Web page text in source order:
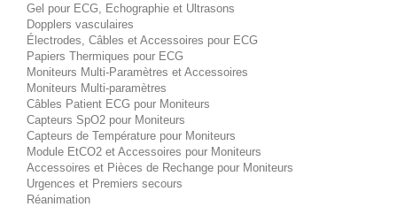
Gel pour ECG, Echographie et Ultrasons
Dopplers vasculaires
Électrodes, Câbles et Accessoires pour ECG
Papiers Thermiques pour ECG
Moniteurs Multi-Paramètres et Accessoires
Moniteurs Multi-paramètres
Câbles Patient ECG pour Moniteurs
Capteurs SpO2 pour Moniteurs
Capteurs de Température pour Moniteurs
Module EtCO2 et Accessoires pour Moniteurs
Accessoires et Pièces de Rechange pour Moniteurs
Urgences et Premiers secours
Réanimation